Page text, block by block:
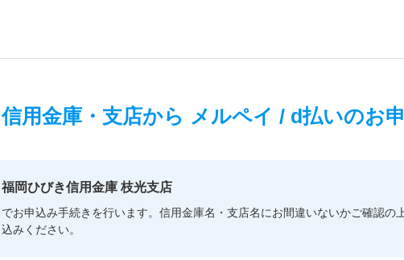
信用金庫・支店から メルペイ / d払いのお
福岡ひびき信用金庫 枝光支店
でお申込み手続きを行います。信用金庫名・支店名にお間違いないかご確認の
込みください。